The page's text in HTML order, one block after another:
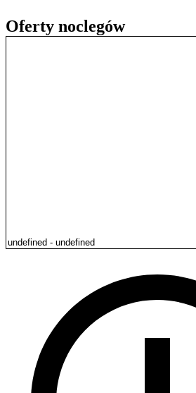
Oferty noclegów